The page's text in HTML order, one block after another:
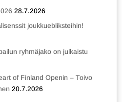
28.7.2026
joukkuebliksteihin!
ryhmäjako on julkaistu
of Finland Openin – Toivo
20.7.2026